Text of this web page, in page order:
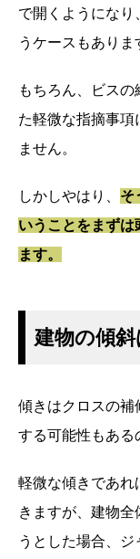
で開くようになり
うケースもありま
もちろん、ビス
た軽微な指摘事項
ません。
しかしやはり、 そ
いうことをまず
ます。
建物の傾
傾きはクロスの補
する可能性もある
軽微な傾きであれ
きますが、建物
うとした場合、